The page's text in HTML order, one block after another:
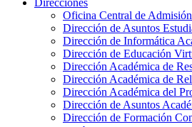
Direcciones
Oficina Central de
Dirección de Asuntos
Dirección de Informática
Dirección de Educación
Dirección Académica de
Dirección Académica de
Dirección Académica del
Dirección de Asuntos
Dirección de Formación